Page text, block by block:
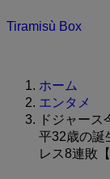
Tiramisù Box
ホーム
エンタメ
ドジャー
平32歳の誕
レス8連敗